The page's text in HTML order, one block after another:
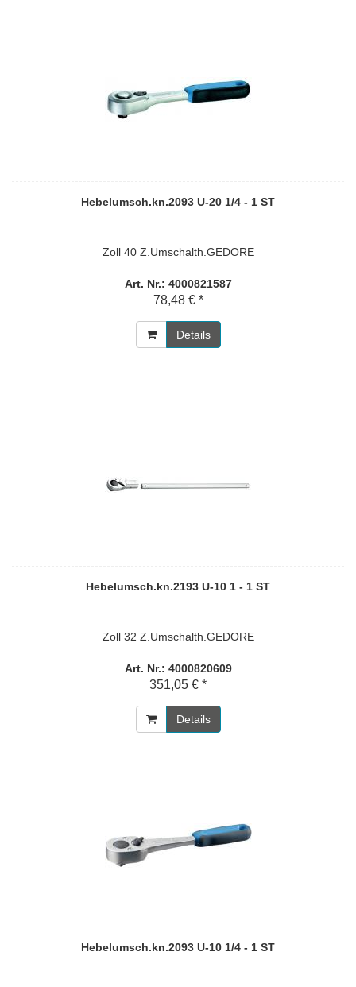
Hebelumsch.kn.2093 U-20 1/4 - 1 ST
Zoll 40 Z.Umschalth.GEDORE
Art. Nr.: 4000821587
78,48 € *
Details
Hebelumsch.kn.2193 U-10 1 - 1 ST
Zoll 32 Z.Umschalth.GEDORE
Art. Nr.: 4000820609
351,05 € *
Details
Hebelumsch.kn.2093 U-10 1/4 - 1 ST